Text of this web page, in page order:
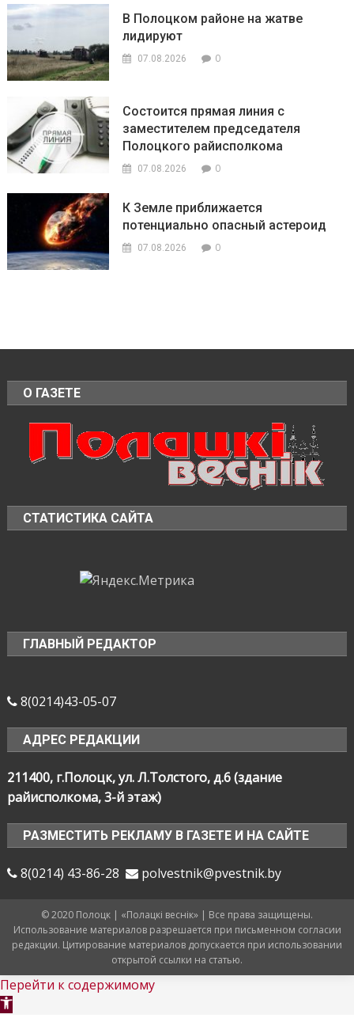
В Полоцком районе на жатве
лидируют
07.08.2026 0
Состоится прямая линия с
заместителем председателя
Полоцкого райисполкома
07.08.2026 0
К Земле приближается
потенциально опасный астероид
07.08.2026 0
О ГАЗЕТЕ
СТАТИСТИКА САЙТА
ГЛАВНЫЙ РЕДАКТОР
8(0214)43-05-07
АДРЕС РЕДАКЦИИ
211400, г.Полоцк, ул. Л.Толстого, д.6 (здание
райисполкома, 3-й этаж)
РАЗМЕСТИТЬ РЕКЛАМУ В ГАЗЕТЕ И НА САЙТЕ
8(0214) 43-86-28 polvestnik@pvestnik.by
© 2020 Полоцк | «Полацкі веснік» | Все права защищены.
Использование материалов разрешается при письменном согласии
редакции. Цитирование материалов допускается при использовании
открытой ссылки на статью.
Перейти к содержимому
Открыть